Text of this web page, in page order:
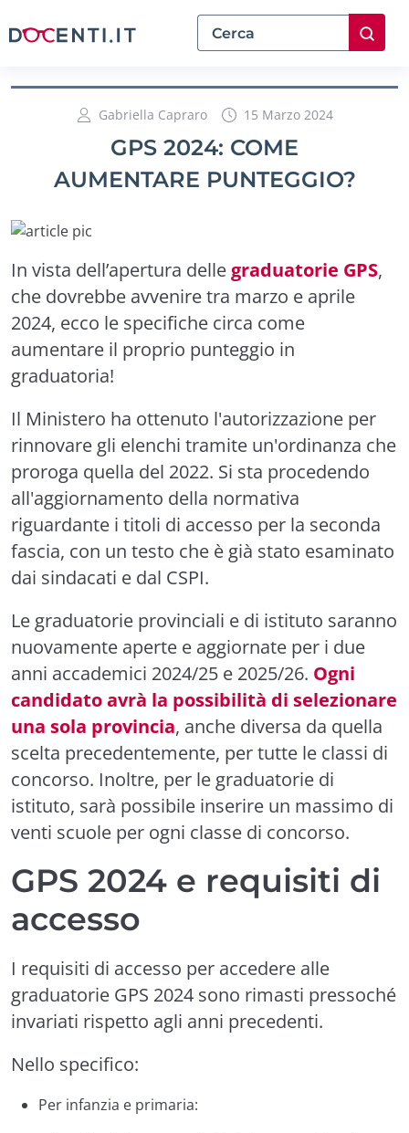
Gabriella Capraro 15 Marzo 2024
GPS 2024: COME
AUMENTARE PUNTEGGIO?
In vista dell’apertura delle graduatorie GPS,
che dovrebbe avvenire tra marzo e aprile
2024, ecco le specifiche circa come
aumentare il proprio punteggio in
graduatoria!
Il Ministero ha ottenuto l'autorizzazione per
rinnovare gli elenchi tramite un'ordinanza che
proroga quella del 2022. Si sta procedendo
all'aggiornamento della normativa
riguardante i titoli di accesso per la seconda
fascia, con un testo che è già stato esaminato
dai sindacati e dal CSPI.
Le graduatorie provinciali e di istituto saranno
nuovamente aperte e aggiornate per i due
anni accademici 2024/25 e 2025/26. Ogni
candidato avrà la possibilità di selezionare
una sola provincia, anche diversa da quella
scelta precedentemente, per tutte le classi di
concorso. Inoltre, per le graduatorie di
istituto, sarà possibile inserire un massimo di
venti scuole per ogni classe di concorso.
GPS 2024 e requisiti di
accesso
I requisiti di accesso per accedere alle
graduatorie GPS 2024 sono rimasti pressoché
invariati rispetto agli anni precedenti.
Nello specifico:
Per infanzia e primaria: